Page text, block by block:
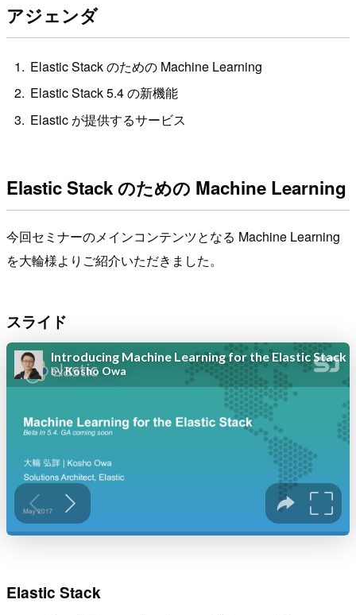
アジェンダ
Elastic Stack のための Machine Learning
Elastic Stack 5.4 の新機能
Elastic が提供するサービス
Elastic Stack のための Machine Learning
今回セミナーのメインコンテンツとなる Machine Learning
を大輪様よりご紹介いただきました。
スライド
Elastic Stack